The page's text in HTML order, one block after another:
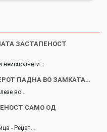
ЗАСТАПЕНОСТ
ПАДНА ВО ЗАМКАТА…
во…
САМО ОД
- Реџеп…